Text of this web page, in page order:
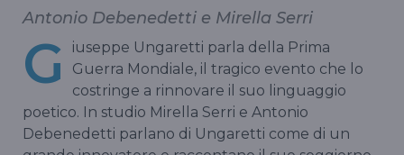
Antonio Debenedetti e Mirella Serri
G
iuseppe Ungaretti parla della Prima
Guerra Mondiale, il tragico evento che lo
costringe a rinnovare il suo linguaggio
poetico. In studio Mirella Serri e Antonio
Debenedetti parlano di Ungaretti come di un